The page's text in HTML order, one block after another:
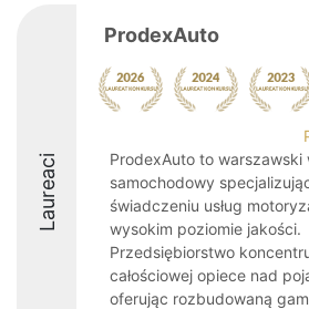
Laureaci
ProdexAuto
ProdexAuto to warszawski
samochodowy
świadczeniu usług
wysokim poziomie jakości.
Przedsiębiorstwo
całościowej opiece nad
oferując rozbudowaną